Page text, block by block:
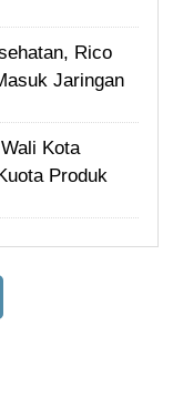
Rico
Jaringan
Kota
Produk